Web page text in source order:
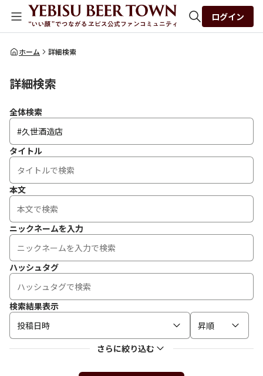
全体検索
ログイン
ホーム 詳細検索
詳細検索
全体検索
タイトル
本文
ニックネームを入力
ハッシュタグ
検索結果表示
投稿日時
昇順
さらに絞り込む